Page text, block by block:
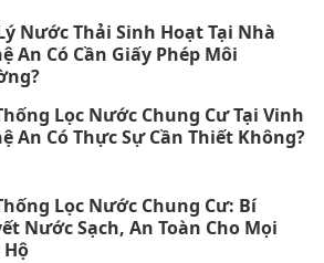
Nước Thải Sinh Hoạt Tại Nhà
An Có Cần Giấy Phép Môi
Lọc Nước Chung Cư Tại Vinh
An Có Thực Sự Cần Thiết Không?
Lọc Nước Chung Cư: Bí
Nước Sạch, An Toàn Cho Mọi
Hộ